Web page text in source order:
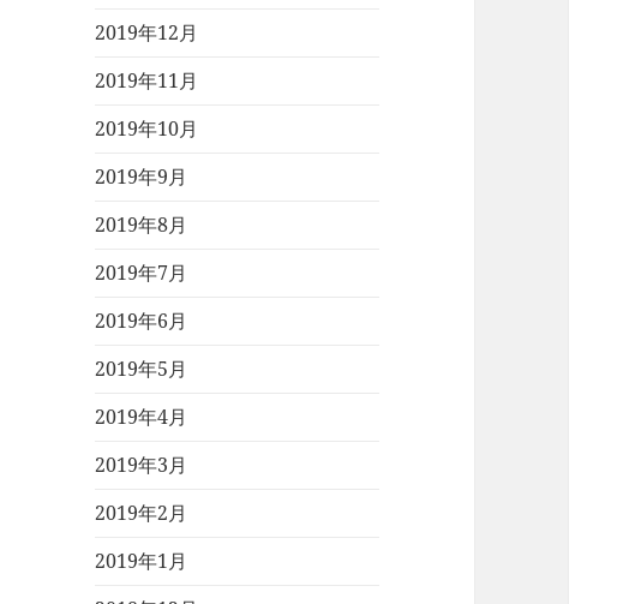
2019年12月
2019年11月
2019年10月
2019年9月
2019年8月
2019年7月
2019年6月
2019年5月
2019年4月
2019年3月
2019年2月
2019年1月